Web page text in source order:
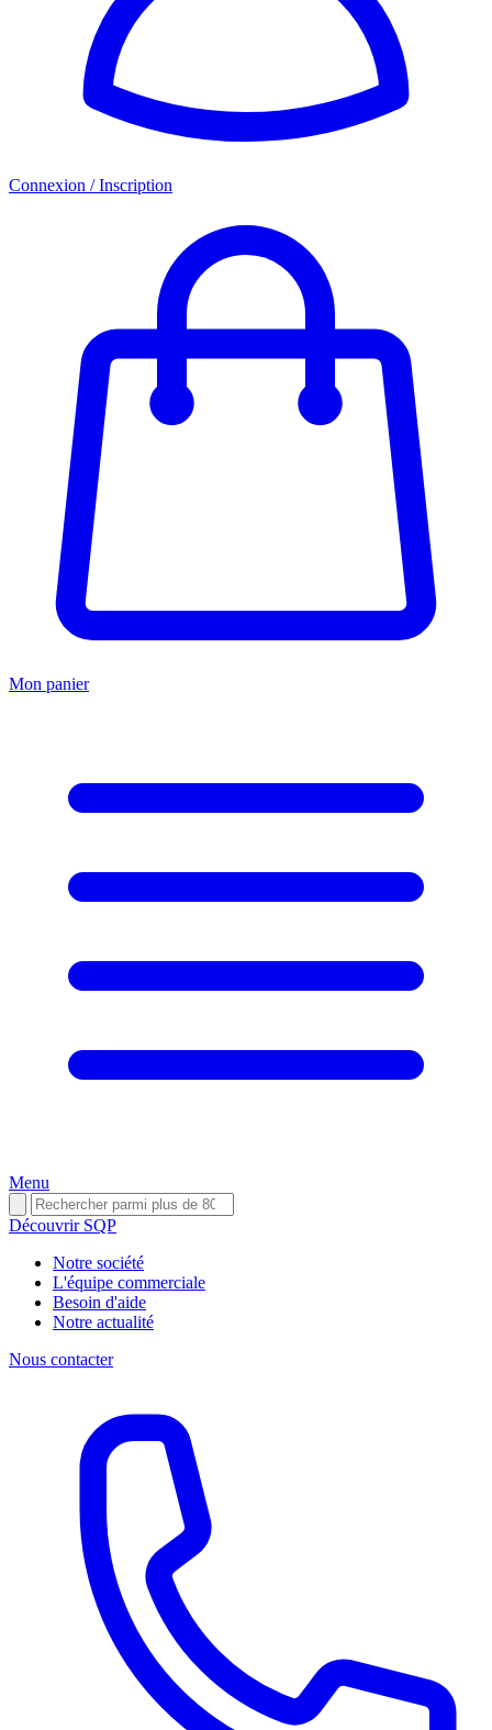
Connexion / Inscription
Mon panier
Menu
Découvrir SQP
Notre société
L'équipe commerciale
Besoin d'aide
Notre actualité
Nous contacter